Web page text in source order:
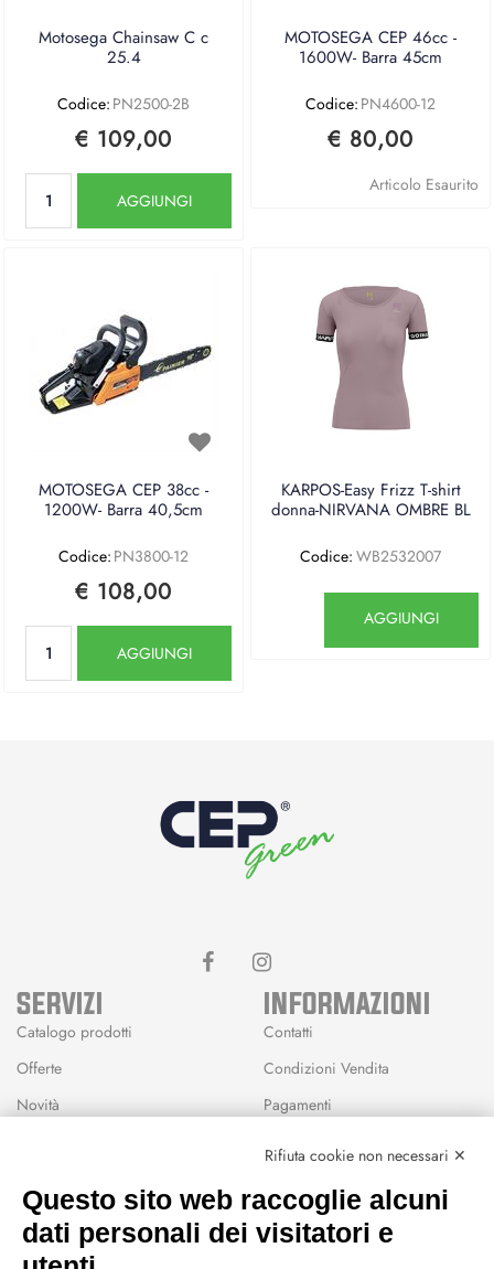
Motosega Chainsaw C c
25.4
Codice: PN2500-2B
€ 109,00
AGGIUNGI
MOTOSEGA CEP 46cc -
1600W- Barra 45cm
Codice: PN4600-12
€ 80,00
Articolo Esaurito
MOTOSEGA CEP 38cc -
1200W- Barra 40,5cm
Codice: PN3800-12
€ 108,00
AGGIUNGI
KARPOS-Easy Frizz T-shirt
donna-NIRVANA OMBRE BL
Codice: WB2532007
AGGIUNGI
SERVIZI
Catalogo prodotti
Offerte
Novità
Wishlist
INFORMAZIONI
Contatti
Condizioni Vendita
Pagamenti
CEP GREEN
Rifiuta cookie non necessari ✕
Questo sito web raccoglie alcuni
dati personali dei visitatori e